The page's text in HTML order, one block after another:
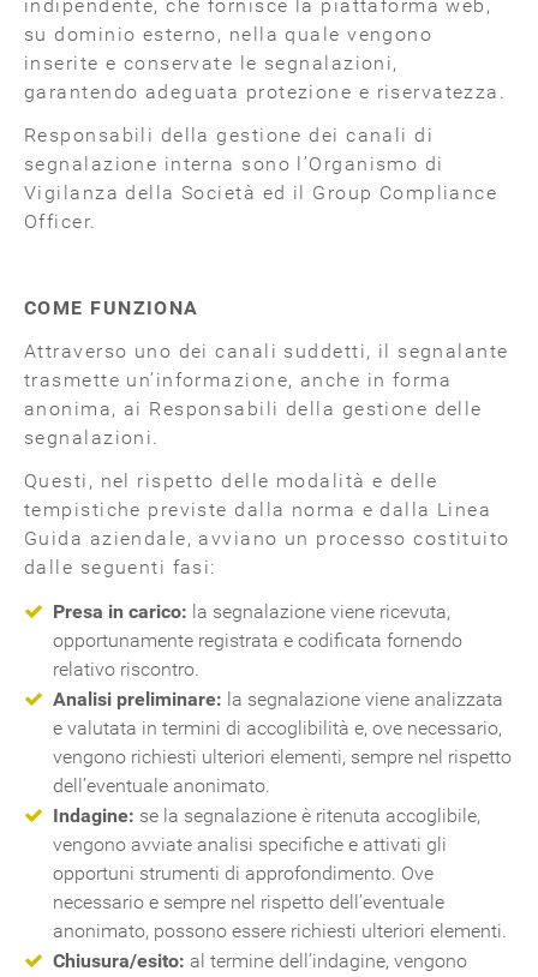
indipendente, che fornisce la piattaforma web,
su dominio esterno, nella quale vengono
inserite e conservate le segnalazioni,
garantendo adeguata protezione e riservatezza.
Responsabili della gestione dei canali di
segnalazione interna sono l’Organismo di
Vigilanza della Società ed il Group Compliance
Officer.
COME FUNZIONA
Attraverso uno dei canali suddetti, il segnalante
trasmette un’informazione, anche in forma
anonima, ai Responsabili della gestione delle
segnalazioni.
Questi, nel rispetto delle modalità e delle
tempistiche previste dalla norma e dalla Linea
Guida aziendale, avviano un processo costituito
dalle seguenti fasi:
Presa in carico: la segnalazione viene ricevuta,
opportunamente registrata e codificata fornendo
relativo riscontro.
Analisi preliminare: la segnalazione viene analizzata
e valutata in termini di accoglibilità e, ove necessario,
vengono richiesti ulteriori elementi, sempre nel rispetto
dell’eventuale anonimato.
Indagine: se la segnalazione è ritenuta accoglibile,
vengono avviate analisi specifiche e attivati gli
opportuni strumenti di approfondimento. Ove
necessario e sempre nel rispetto dell’eventuale
anonimato, possono essere richiesti ulteriori elementi.
Chiusura/esito: al termine dell’indagine, vengono